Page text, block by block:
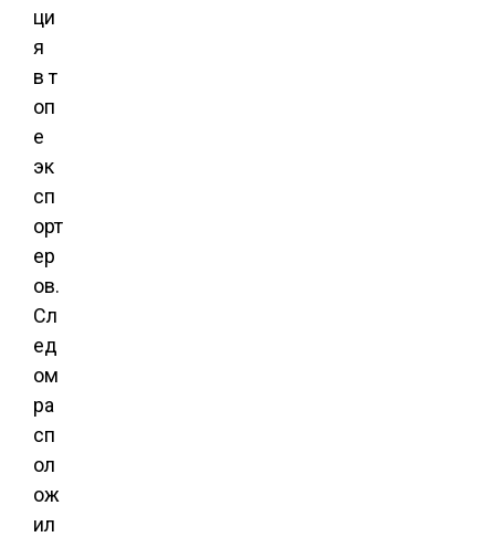
ци
я
в т
оп
е
эк
сп
орт
ер
ов.
Сл
ед
ом
ра
сп
ол
ож
ил